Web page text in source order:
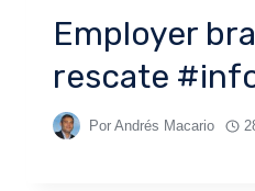
Employer
rescate
Por Andrés Macario